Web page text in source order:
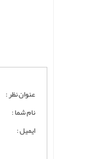
عنوان نظر :
نام شما :
ایمیل :